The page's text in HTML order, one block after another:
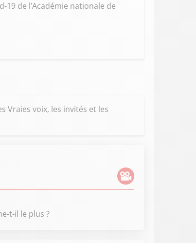
de l’Académie nationale de
Vraies voix, les invités et les
t-il le plus ?